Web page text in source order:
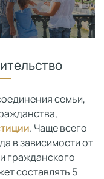
семьи,
. Чаще всего
в зависимости от
гражданского
составлять 5